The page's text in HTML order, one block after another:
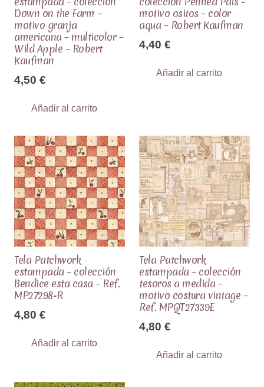
Down on the Farm –
motivo granja
americana – multicolor –
Wild Apple – Robert
Kaufman
4,50 €
Añadir al carrito
motivo ositos – color
aqua – Robert Kaufman
4,40 €
Añadir al carrito
Tela Patchwork
estampada – colección
Bendice esta casa – Ref.
MP27298-R
4,80 €
Añadir al carrito
Tela Patchwork
estampada – colección
tesoros a medida –
motivo costura vintage –
Ref. MPQT27339E
4,80 €
Añadir al carrito